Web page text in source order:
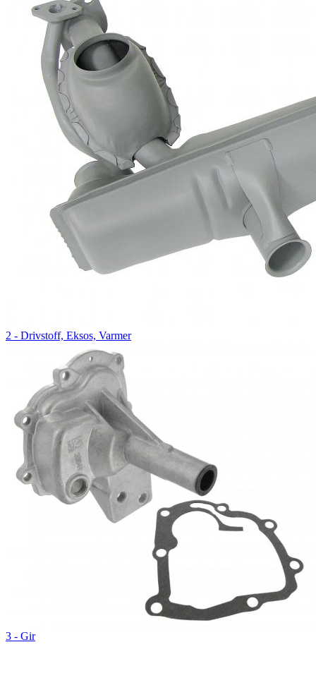
2 - Drivstoff, Eksos, Varmer
3 - Gir